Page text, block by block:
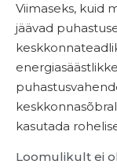
Viimaseks, kuid
jäävad
kasutada
Loomulikult ei